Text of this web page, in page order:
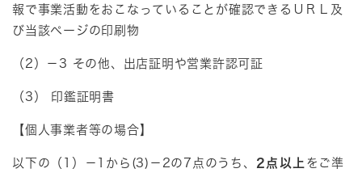
報で事業活動をおこなっていることが確認できるＵＲＬ及
び当該ページの印刷物
（2）－3 その他、出店証明や営業許認可証
（3） 印鑑証明書
【個人事業者等の場合】
以下の（1）－1から(3)－2の7点のうち、 2点以上 をご準